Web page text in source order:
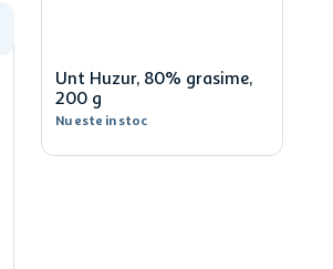
Unt Huzur, 80% grasime,
200 g
Nu este in stoc